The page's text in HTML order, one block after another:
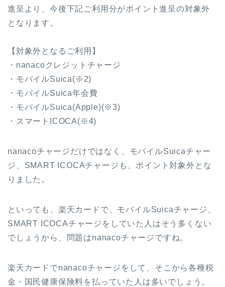
進呈より、今後下記ご利用分がポイント進呈の対象外
となります。
【対象外となるご利用】
・nanacoクレジットチャージ
・モバイルSuica(※2)
・モバイルSuica年会費
・モバイルSuica(Apple)(※3)
・スマートICOCA(※4)
nanacoチャージだけではなく、モバイルSuicaチャー
ジ、SMART ICOCAチャージも、ポイント対象外とな
りました。
といっても、楽天カードで、モバイルSuicaチャージ、
SMART ICOCAチャージをしていた人はそう多くない
でしょうから、問題はnanacoチャージですね。
楽天カードでnanacoチャージをして、そこから各種税
金・国民健康保険料を払っていた人は多いでしょう。